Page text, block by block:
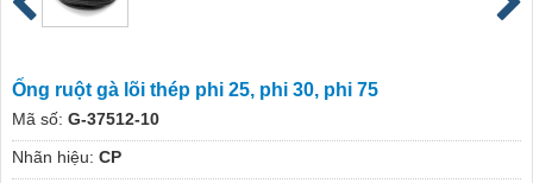
Ống ruột gà lõi thép phi 25, phi 30, phi 75
Mã số: G-37512-10
Nhãn hiệu: CP